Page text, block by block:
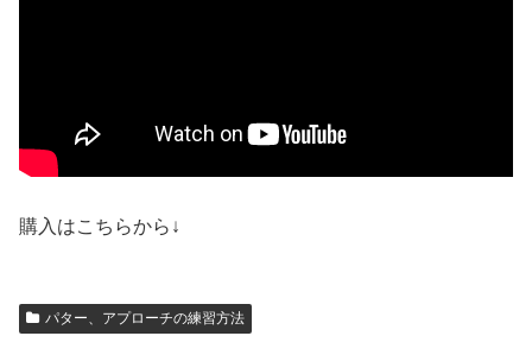
購入はこちらから↓
パター、アプローチの練習方法